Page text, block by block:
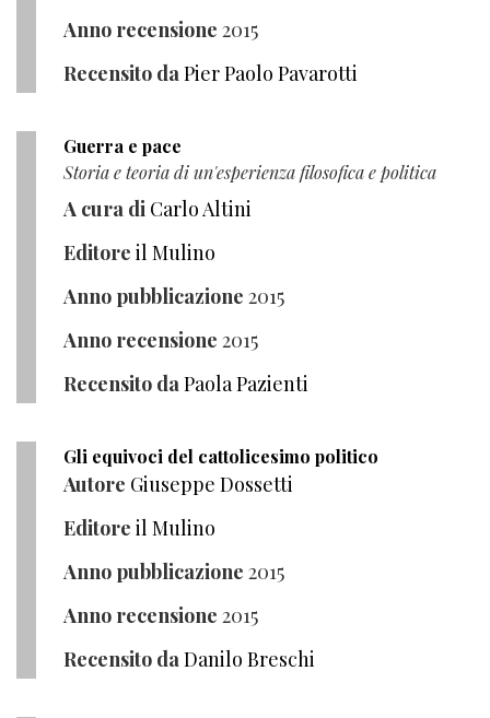
Anno recensione 2015
Recensito daPier Paolo Pavarotti
Guerra e pace
Storia e teoria di un'esperienza filosofica e politica
A cura di Carlo Altini
Editore il Mulino
Anno pubblicazione 2015
Anno recensione 2015
Recensito daPaola Pazienti
Gli equivoci del cattolicesimo politico
Autore Giuseppe Dossetti
Editore il Mulino
Anno pubblicazione 2015
Anno recensione 2015
Recensito daDanilo Breschi